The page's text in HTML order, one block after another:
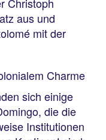
aus und
mit der
Charme
sich einige
die die
Institutionen